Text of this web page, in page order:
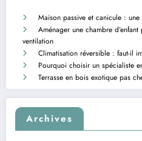
Maison passive et canicule :
Aménager une chambre
ventilation
Climatisation réversible : faut-il
Pourquoi choisir un spécialiste
Terrasse en bois exotique pas
Archives